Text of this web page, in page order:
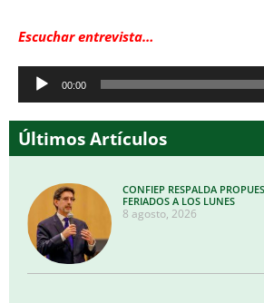
Escuchar entrevista…
Reproductor
00:00
Últimos Artículos
CONFIEP RESPALDA
FERIADOS A LOS LUNES
8 agosto, 2026